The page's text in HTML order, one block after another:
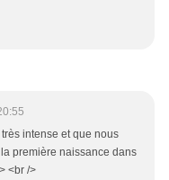
intense et que nous
première naissance dans
<br />